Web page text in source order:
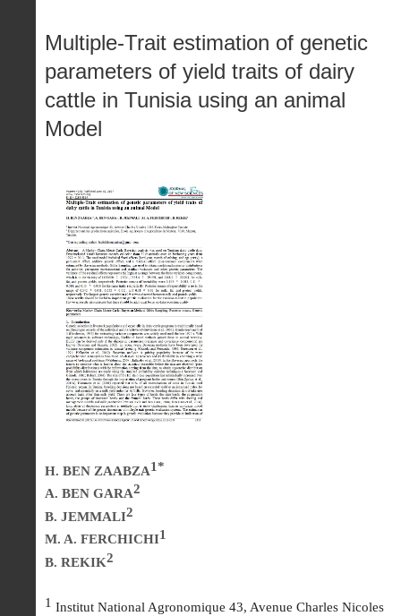
Multiple-Trait estimation of genetic
parameters of yield traits of dairy
cattle in Tunisia using an animal
Model
H. BEN ZAABZA1*
A. BEN GARA2
B. JEMMALI2
M. A. FERCHICHI1
B. REKIK2
1 Institut National Agronomique 43, Avenue Charles Nicoles